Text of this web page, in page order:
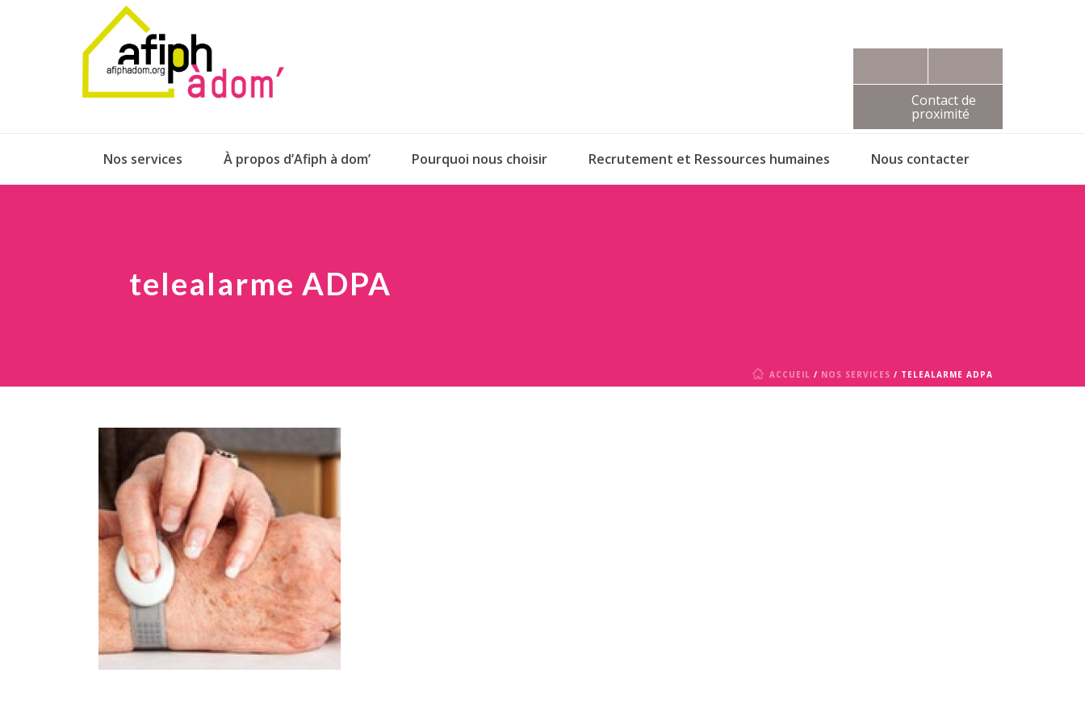
Contact de
proximité
Nos services À propos d’Afiph à dom’ Pourquoi nous choisir Recrutement et Ressources humaines Nous contacter
telealarme ADPA
ACCUEIL / NOS SERVICES / TELEALARME ADPA